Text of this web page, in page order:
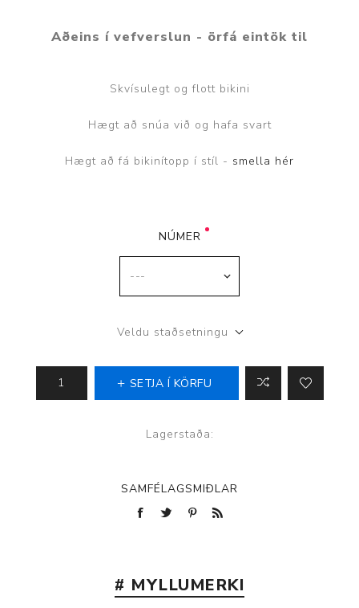
Aðeins í vefverslun - örfá eintök til
Skvísulegt og flott bikini
Hægt að snúa við og hafa svart
Hægt að fá bikinítopp í stíl - smella hér
NÚMER
Veldu staðsetningu
SETJA Í KÖRFU
Lagerstaða:
SAMFÉLAGSMIÐLAR
# MYLLUMERKI